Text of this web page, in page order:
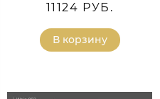
11124 РУБ.
В корзину